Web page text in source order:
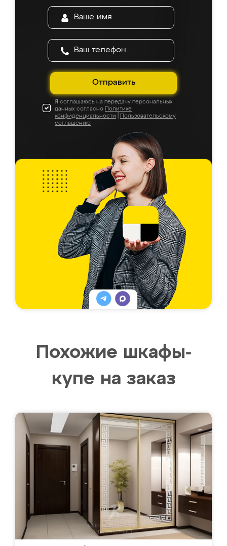
Отправить
Я соглашаюсь на передачу персональных
данных согласно Политике
конфиденциальности
Пользовательскому
соглашению
Похожие шкафы-
купе на заказ